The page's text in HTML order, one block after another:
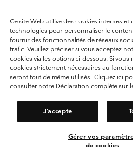
Garanties Légales
Politique de confidentialité
Conditions d'utilisation - Membres
Conditions D'utilisation - Contenu généré par
Cookies
Service client: Lun - sam de 9h à 13h et de
Ce site Web utilise des cookies internes et
technologies pour personnaliser le
fournir des fonctionnalités de réseaux
trafic. Veuillez préciser si vous acceptez
cookies via les options ci-dessous. Si vous
cookies strictement nécessaires au
seront tout de même utilisés. Cliquez ici
consulter notre Déclaration complète sur
J’accepte
Gérer vos
de cookies
Achats en ligne
United States
Belgium-English
Belgium-Français
Belgium-Dutch
Voir Tous Les